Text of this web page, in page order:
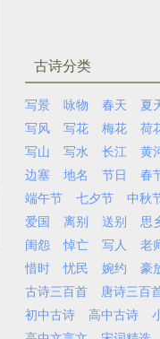
古诗分类
写景 咏物 春天 夏
写风
写花 梅花 荷
写山
写水 长江 黄
边塞
地名 节日 春
端午节
七夕节 中秋
爱国
离别 送别 思
闺怨
悼亡 写人 老
惜时
忧民 婉约 豪
古诗三百首
唐诗三百
初中古诗
高中古诗